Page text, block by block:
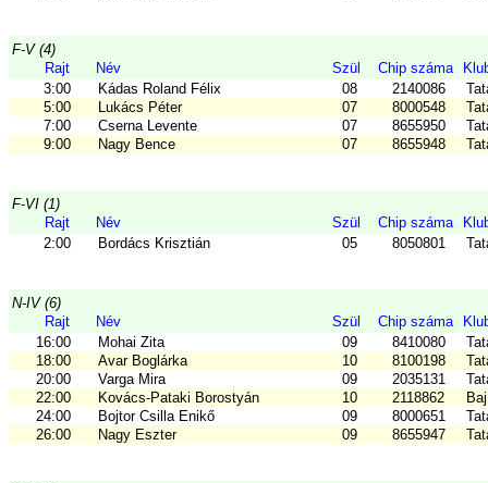
F-V (4)
Rajt
Név Szül Chip száma
3:00
Kádas Roland Félix 08 2140086
5:00
Lukács Péter 07 8000548
7:00
Cserna Levente 07 8655950
9:00
Nagy Bence 07 8655948
F-VI (1)
Rajt
Név Szül Chip száma
2:00
Bordács Krisztián 05 8050801
N-IV (6)
Rajt
Név Szül Chip száma
16:00
Mohai Zita 09 8410080
18:00
Avar Boglárka 10 8100198
20:00
Varga Mira 09 2035131
22:00
Kovács-Pataki Borostyán 10 2118862
24:00
Bojtor Csilla Enikő 09 8000651
26:00
Nagy Eszter 09 8655947